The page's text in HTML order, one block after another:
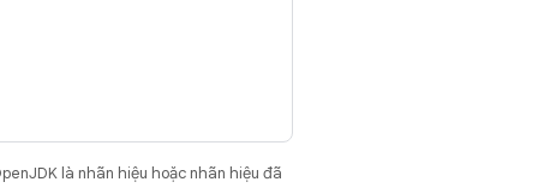
là nhãn hiệu hoặc nhãn hiệu đã